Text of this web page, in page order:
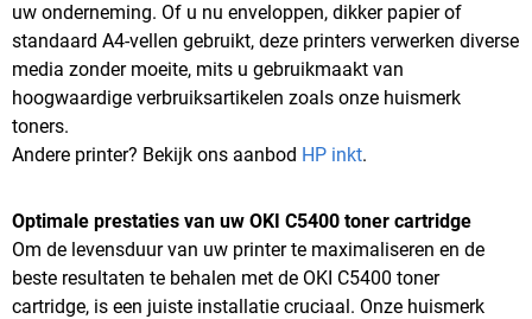
uw onderneming. Of u nu enveloppen, dikker papier of
standaard A4-vellen gebruikt, deze printers verwerken diverse
media zonder moeite, mits u gebruikmaakt van
hoogwaardige verbruiksartikelen zoals onze huismerk
toners.
Andere printer? Bekijk ons aanbod HP inkt.
Optimale prestaties van uw OKI C5400 toner cartridge
Om de levensduur van uw printer te maximaliseren en de
beste resultaten te behalen met de OKI C5400 toner
cartridge, is een juiste installatie cruciaal. Onze huismerk